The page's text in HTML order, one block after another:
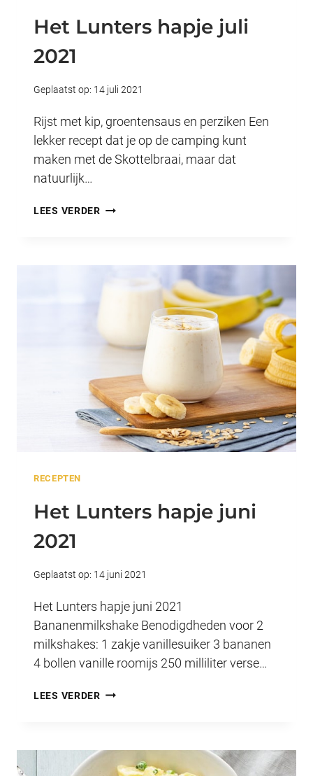
Het Lunters hapje juli
2021
Geplaatst op: 14 juli 2021
Rijst met kip, groentensaus en perziken Een
lekker recept dat je op de camping kunt
maken met de Skottelbraai, maar dat
natuurlijk…
LEES VERDERHET
JULI
RECEPTEN
Het Lunters hapje juni
2021
Geplaatst op: 14 juni 2021
Het Lunters hapje juni 2021
Bananenmilkshake Benodigdheden voor 2
milkshakes: 1 zakje vanillesuiker 3 bananen
4 bollen vanille roomijs 250 milliliter verse…
LEES VERDERHET
JUNI
2021